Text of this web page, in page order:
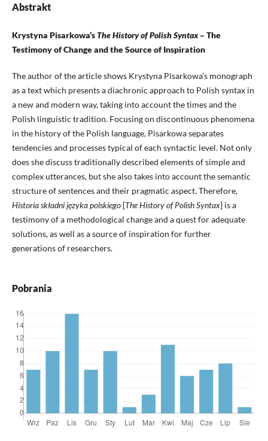
Abstrakt
Krystyna Pisarkowa’sThe History of Polish Syntax– The
Testimony of Change and the Source of Inspiration
The author of the article shows Krystyna Pisarkowa’s monograph
as a text which presents a diachronic approach to Polish syntax in
a new and modern way, taking into account the times and the
Polish linguistic tradition. Focusing on discontinuous phenomena
in the history of the Polish language, Pisarkowa separates
tendencies and processes typical of each syntactic level. Not only
does she discuss traditionally described elements of simple and
complex utterances, but she also takes into account the semantic
structure of sentences and their pragmatic aspect. Therefore,
Historia składni języka polskiego[The History of Polish Syntax] is a
testimony of a methodological change and a quest for adequate
solutions, as well as a source of inspiration for further
generations of researchers.
Pobrania